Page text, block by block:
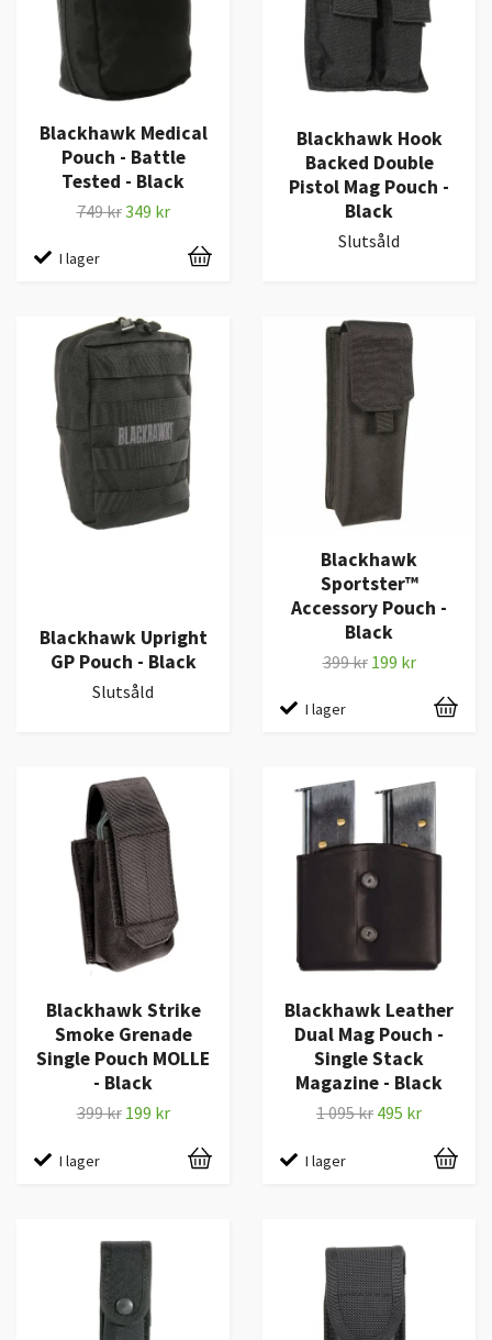
Blackhawk Medical
Pouch - Battle
Tested - Black
749 kr349 kr
I lager
Blackhawk Hook
Backed Double
Pistol Mag Pouch -
Black
Slutsåld
Blackhawk Upright
GP Pouch - Black
Slutsåld
Blackhawk
Sportster™
Accessory Pouch -
Black
399 kr 199 kr
I lager
Blackhawk Strike
Smoke Grenade
Single Pouch MOLLE
- Black
399 kr 199 kr
I lager
Blackhawk Leather
Dual Mag Pouch -
Single Stack
Magazine - Black
1 095 kr 495 kr
I lager